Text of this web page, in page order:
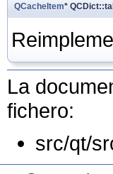
QCacheItem*
La
fichero:
src/qt/